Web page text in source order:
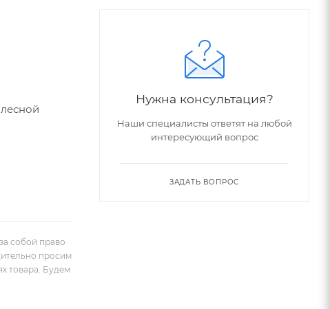
собой право
просим
товара. Будем
Нужна консультация?
Наши специалисты ответят на любой
интересующий вопрос
ЗАДАТЬ ВОПРОС